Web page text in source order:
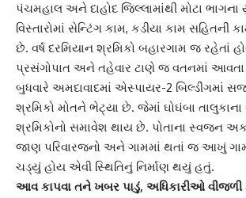
પંચમહાલ અને દાહોદ જિલ્લામાંથી મોટા
વિસ્તારોમાં સેન્ટિંગ કામ, કડીયા કામ સહિતની
છે. વર્ષ દરમિયાન શ્રમિકો બહારગામ જ રહેતાં
પ્રસંગોપાત અને તહેવાર ટાણે જ વતનમાં આવતા
બુધવારે અમદાવાદમાં એસ્પાયર-2 બિલ્ડીંગમાં
શ્રમિકો મોતને ભેટ્યા છે. જેમાં ઘોઘંબા તાલુકાના
શ્રમિકોનો સમાવેશ થાય છે. પોતાના સ્વજન
જાણ પરિવારજનો અને ગામમાં થતાં જ આખું
ચડ્યું હોય એવી સ્થિતિનું નિર્માણ થયું હતું.
આવ કાપવા તને ખબર પાડું, અધિકારીઓ વીજળી